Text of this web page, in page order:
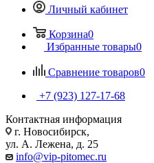
Личный кабинет
Корзина0
Избранные товары0
Сравнение товаров0
+7 (923) 127-17-68
Контактная информация
г. Новосибирск,
ул. А. Лежена, д. 25
info@vip-pitomec.ru